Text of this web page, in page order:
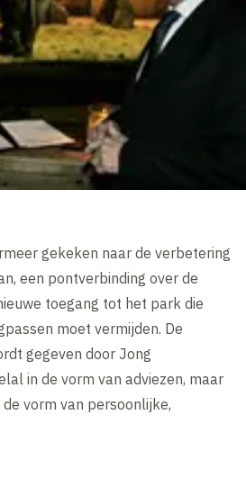
gekeken naar de verbetering
een pontverbinding over de
toegang tot het park die
moet vermijden. De
gegeven door Jong
in de vorm van adviezen, maar
vorm van persoonlijke,